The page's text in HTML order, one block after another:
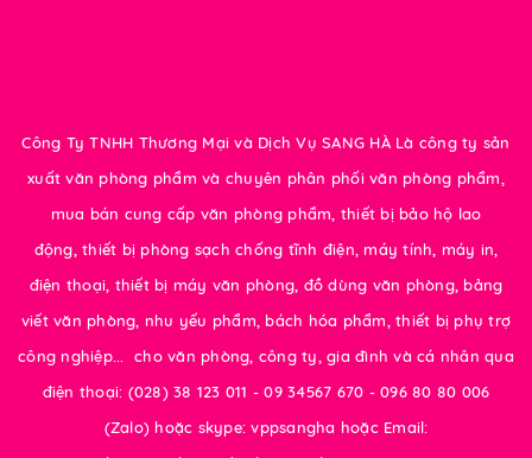
Công Ty TNHH Thương Mại và Dịch Vụ SANG HÀ Là công ty sản
xuất văn phòng phẩm và chuyên phân phối văn phòng phẩm,
mua bán cung cấp văn phòng phẩm, thiết bị bảo hộ lao
động, thiết bị phòng sạch chống tĩnh điện, máy tính, máy in,
điện thoại, thiết bị máy văn phòng, đồ dùng văn phòng, bảng
viết văn phòng, nhu yếu phẩm, bách hóa phẩm, thiết bị phụ trợ
công nghiệp... cho văn phòng, công ty, gia đình và cá nhân qua
điện thoại: (028) 38 123 011 - 09 34567 670 - 096 80 80 006
(Zalo) hoặc skype: vppsangha hoặc Email: